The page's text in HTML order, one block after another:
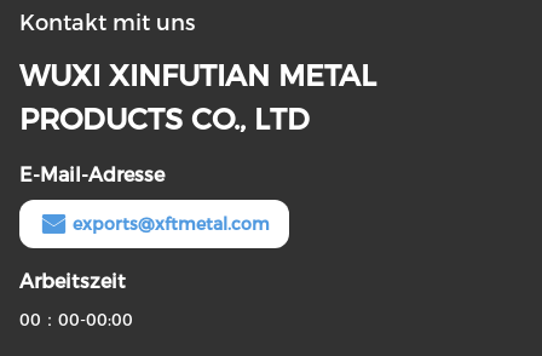
Kontakt mit uns
WUXI XINFUTIAN METAL
PRODUCTS CO., LTD
E-Mail-Adresse
exports@xftmetal.com
Arbeitszeit
00：00-00:00